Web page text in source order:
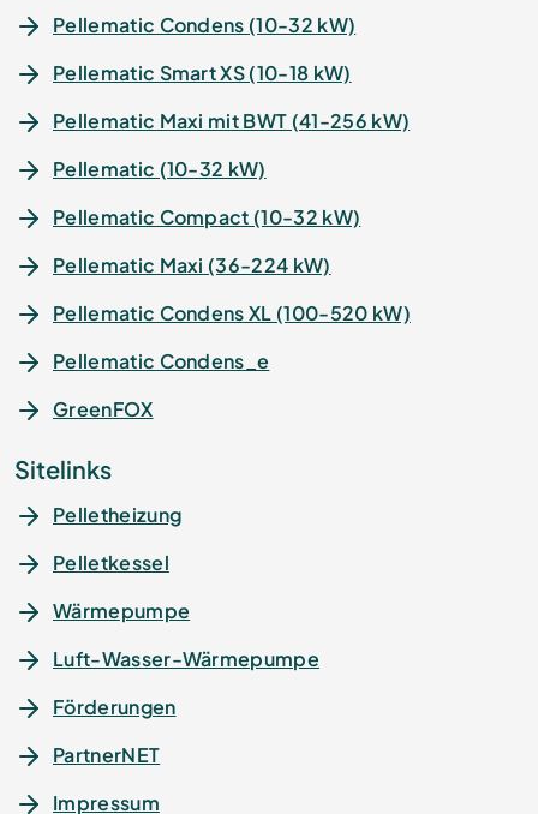
Pellematic Condens (10-32 kW)
Pellematic Smart XS (10-18 kW)
Pellematic Maxi mit BWT (41-256 kW)
Pellematic (10-32 kW)
Pellematic Compact (10-32 kW)
Pellematic Maxi (36-224 kW)
Pellematic Condens XL (100-520 kW)
Pellematic Condens_e
GreenFOX
Sitelinks
Pelletheizung
Pelletkessel
Wärmepumpe
Luft-Wasser-Wärmepumpe
Förderungen
PartnerNET
Impressum